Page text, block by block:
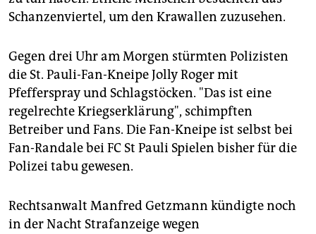
Schanzenviertel, um den Krawallen zuzusehen.
Gegen drei Uhr am Morgen stürmten Polizisten
die St. Pauli-Fan-Kneipe Jolly Roger mit
Pfefferspray und Schlagstöcken. "Das ist eine
regelrechte Kriegserklärung", schimpften
Betreiber und Fans. Die Fan-Kneipe ist selbst bei
Fan-Randale bei FC St Pauli Spielen bisher für die
Polizei tabu gewesen.
Rechtsanwalt Manfred Getzmann kündigte noch
in der Nacht Strafanzeige wegen